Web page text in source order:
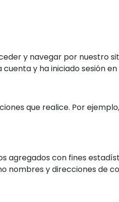
y navegar por nuestro
y ha iniciado sesión
que realice. Por
agregados con fines
nombres y direcciones de